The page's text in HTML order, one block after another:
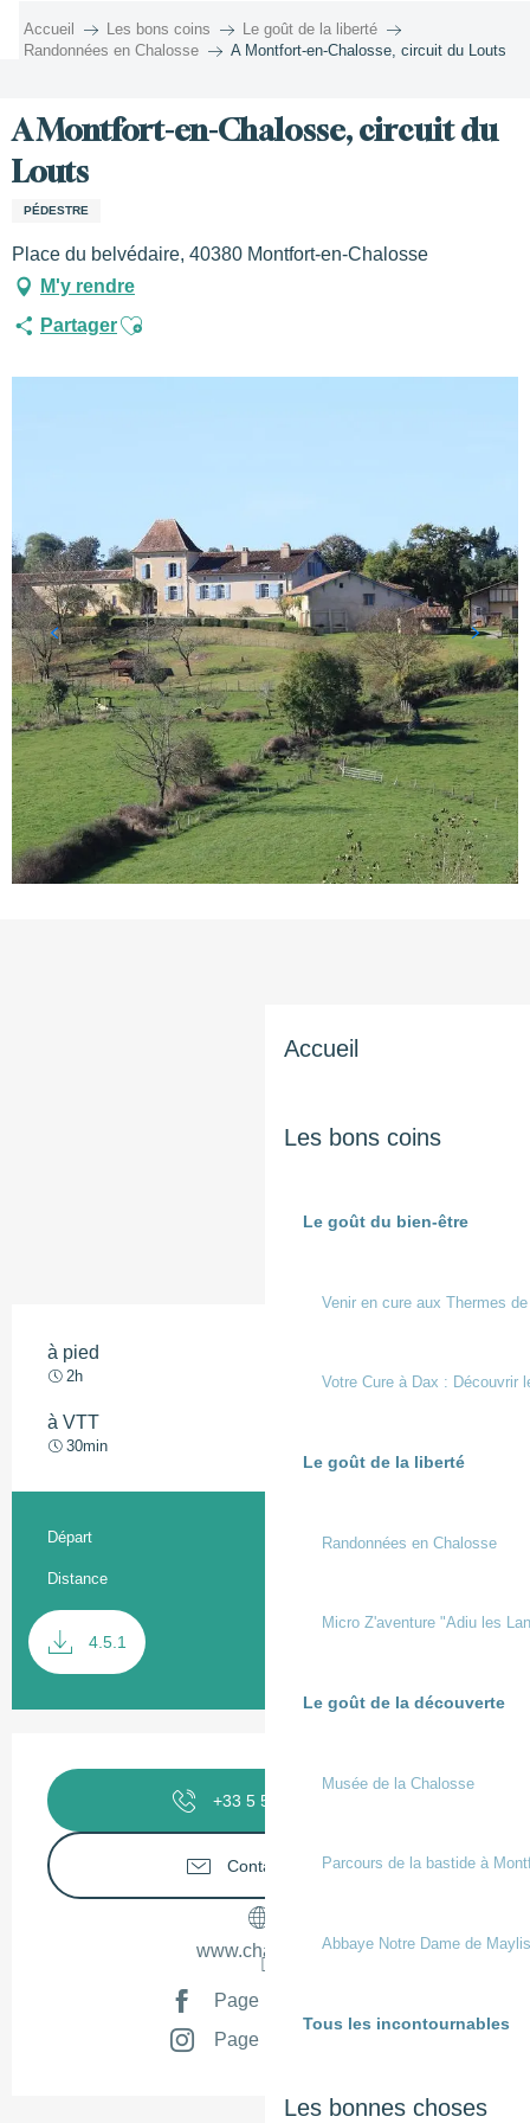
Accueil
Les bons coins
Le goût du bien-être
Venir en cure aux Thermes
Votre Cure à Dax : Découvrir
Le goût de la liberté
Randonnées en Chalosse
Micro Z'aventure "Adiu les
Le goût de la découverte
Musée de la Chalosse
Parcours de la bastide à
Abbaye Notre Dame de Maylis
Tous les incontournables
Les bonnes choses
Accueil Les bons coins
Le goût de la liberté
Randonnées en Chalosse
A Montfort-en-Chalosse, circuit du Louts
A Montfort-en-Chalosse, circuit du
Louts
PÉDESTRE
Place du belvédaire, 40380 Montfort-en-Chalosse
M'y rendre
PartagerAjouter aux favoris
à pied
2h Facile
à VTT
30min
Informations pratiques
Départ Montfort-en-Chalosse
Distance
Documentation
4.5.1
+33 5 58 98 58
Contactez-nous
www.chalosse.fr
Page Facebook
Page Instagram